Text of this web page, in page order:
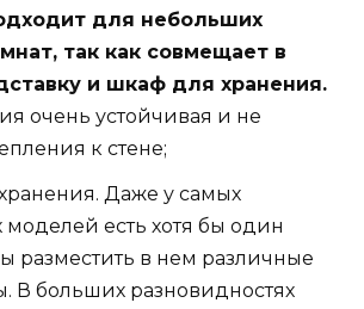
для небольших
так как совмещает в
и шкаф для хранения.
очень устойчивая и не
к стене;
Даже у самых
моделей есть хотя бы один
разместить в нем различные
В больших разновидностях